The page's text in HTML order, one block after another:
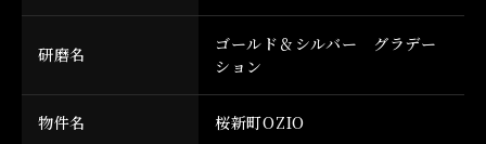
研磨名
ゴールド＆シルバー グラデー
ション
物件名 桜新町OZIO